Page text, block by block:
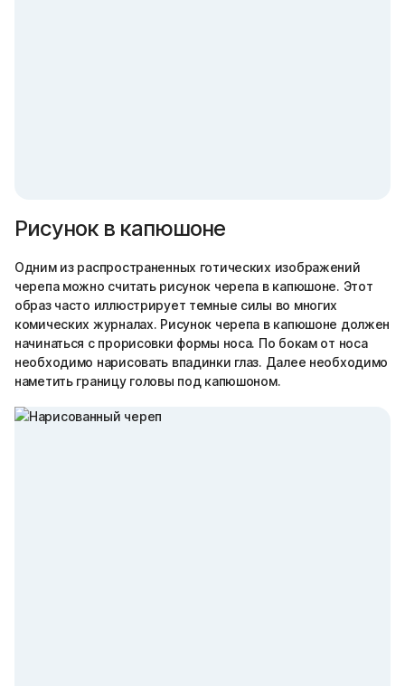
Рисунок в капюшоне
Одним из распространенных готических изображений
черепа можно считать рисунок черепа в капюшоне. Этот
образ часто иллюстрирует темные силы во многих
комических журналах. Рисунок черепа в капюшоне должен
начинаться с прорисовки формы носа. По бокам от носа
необходимо нарисовать впадинки глаз. Далее необходимо
наметить границу головы под капюшоном.